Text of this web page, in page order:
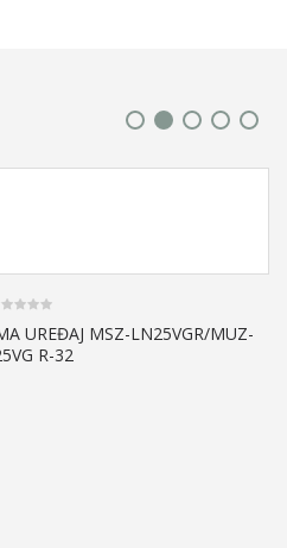
UREĐAJ MSZ-LN25VGR/MUZ-
R-32